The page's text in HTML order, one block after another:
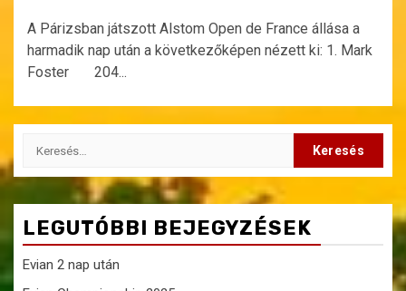
A Párizsban játszott Alstom Open de France állása a
harmadik nap után a következőképen nézett ki: 1. Mark
Foster 204...
Keresés:
LEGUTÓBBI BEJEGYZÉSEK
Evian 2 nap után